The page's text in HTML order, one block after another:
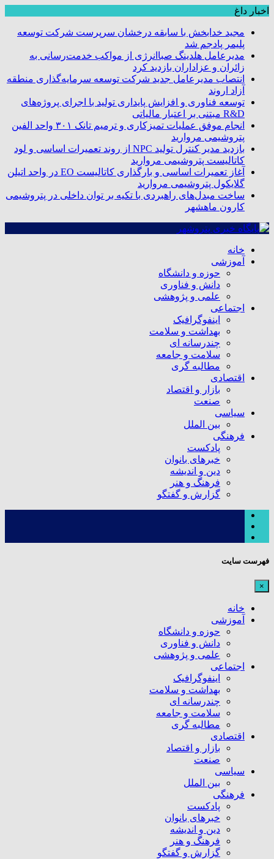
اخبار داغ
مجید خدابخش با سابقه درخشان سرپرست شرکت توسعه
پلیمر پادجم شد
مدیرعامل هلدینگ صباانرژی از مواکب خدمت‌رسانی به
زائران و عزاداران بازدید کرد
انتصاب مدیرعامل جدید شرکت توسعه سرمایه‌گذاری منطقه
آزاد اروند
توسعه فناوری و افزایش پایداری تولید با اجرای پروژه‌های
R&D مبتنی بر اعتبار مالیاتی
انجام موفق عملیات تمیزکاری و ترمیم تانک ۳۰۱ واحد الفین
پتروشیمی مروارید
بازدید مدیر کنترل تولید NPC از روند تعمیرات اساسی و لود
کاتالیست پتروشیمی مروارید
آغاز تعمیرات اساسی و بارگذاری کاتالیست EO در واحد اتیلن
گلایکول پتروشیمی مروارید
ساخت مبدل‌های راهبردی با تکیه بر توان داخلی در پتروشیمی
کارون ماهشهر
خانه
آموزشی
حوزه و دانشگاه
دانش و فناوری
علمی و پژوهشی
اجتماعی
اینفوگرافیک
بهداشت و سلامت
چندرسانه ای
سلامت و جامعه
مطالبه گری
اقتصادی
بازار و اقتصاد
صنعت
سیاسی
بین الملل
فرهنگی
پادکست
خبرهای بانوان
دین و اندیشه
فرهنگ و هنر
گزارش و گفتگو
فهرست سایت
×
خانه
آموزشی
حوزه و دانشگاه
دانش و فناوری
علمی و پژوهشی
اجتماعی
اینفوگرافیک
بهداشت و سلامت
چندرسانه ای
سلامت و جامعه
مطالبه گری
اقتصادی
بازار و اقتصاد
صنعت
سیاسی
بین الملل
فرهنگی
پادکست
خبرهای بانوان
دین و اندیشه
فرهنگ و هنر
گزارش و گفتگو